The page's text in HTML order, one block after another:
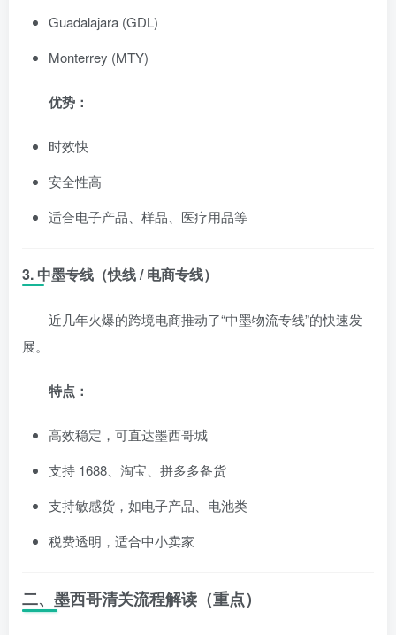
Guadalajara (GDL)
Monterrey (MTY)
优势：
时效快
安全性高
适合电子产品、样品、医疗用品等
3. 中墨专线（快线 / 电商专线）
近几年火爆的跨境电商推动了“中墨物流专线”的快速发
展。
特点：
高效稳定，可直达墨西哥城
支持 1688、淘宝、拼多多备货
支持敏感货，如电子产品、电池类
税费透明，适合中小卖家
二、墨西哥清关流程解读（重点）